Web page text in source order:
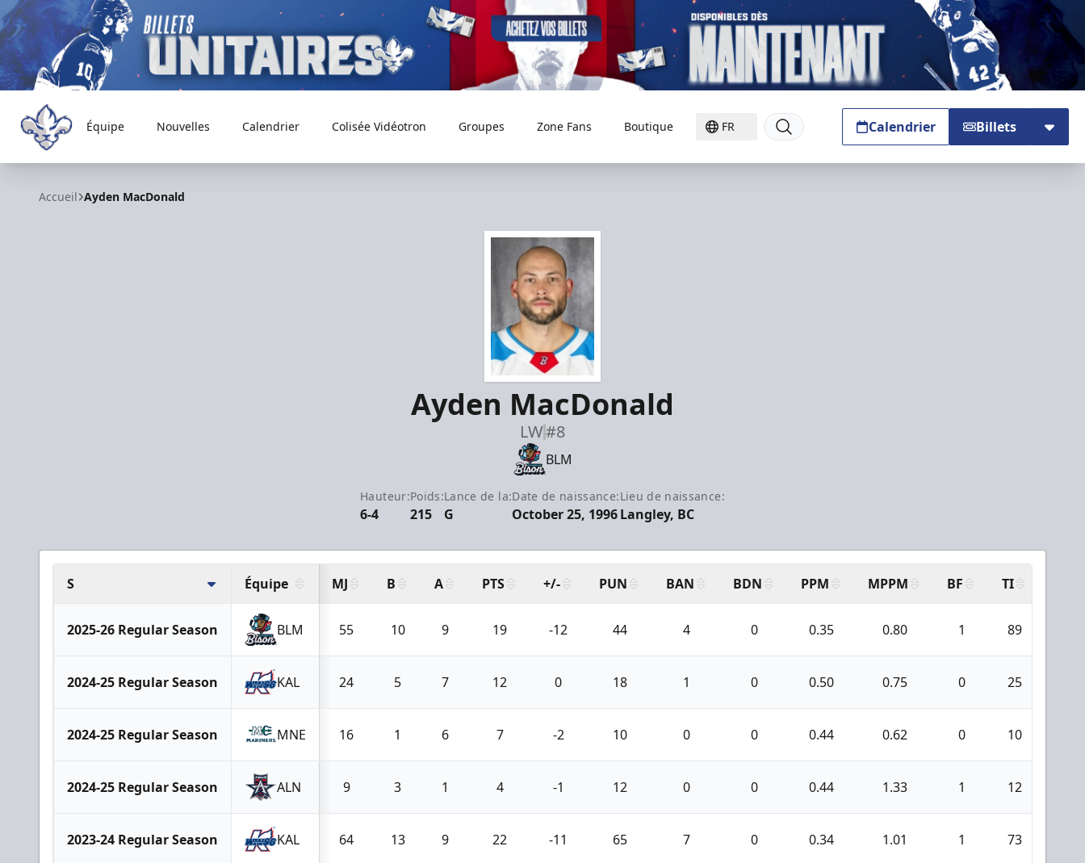
Trois-Rivières Lions
Équipe Nouvelles Calendrier Colisée Vidéotron Groupes Zone Fans Boutique FR Calendrier Billets
Accueil Ayden MacDonald
Ayden MacDonald
LW#8
BLM
Hauteur:
6-4
Poids:
215
Lance de la:
G
Date de naissance:
October 25, 1996
Lieu de naissance:
Langley, BC
S Équipe MJ B A PTS +/- PUN BAN BDN PPM MPPM BF TI
2025-26 Regular Season BLM 55 10 9 19 -12 44 4 0 0.35 0.80 1 89
2024-25 Regular Season KAL 24 5 7 12 0 18 1 0 0.50 0.75 0 25
2024-25 Regular Season MNE 16 1 6 7 -2 10 0 0 0.44 0.62 0 10
2024-25 Regular Season ALN 9 3 1 4 -1 12 0 0 0.44 1.33 1 12
2023-24 Regular Season KAL 64 13 9 22 -11 65 7 0 0.34 1.01 1 73